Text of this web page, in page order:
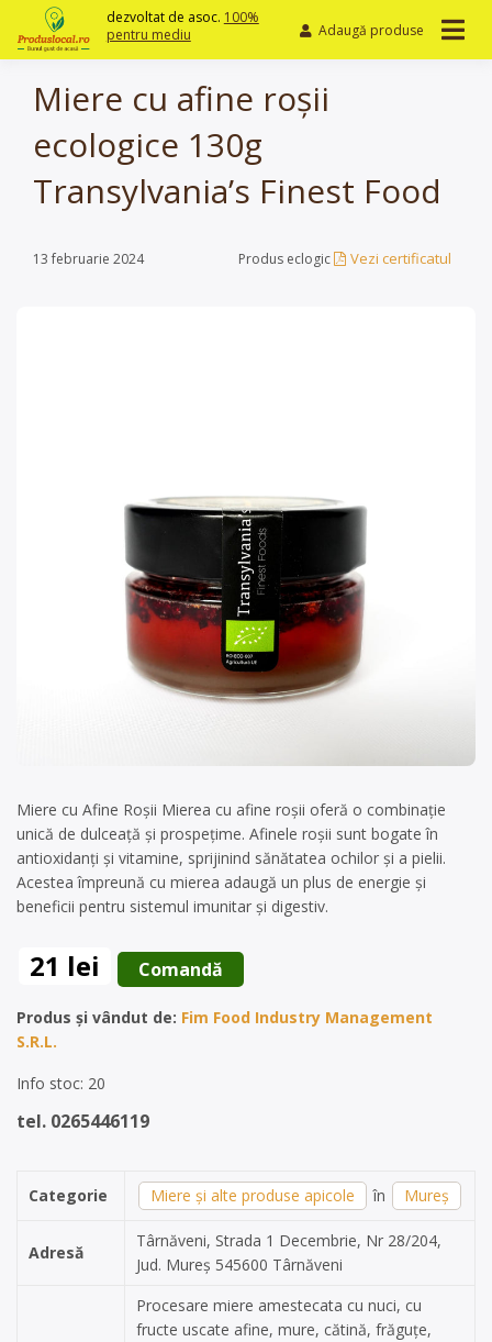
content
dezvoltat de asoc. 100%
pentru mediu
Adaugă produse
Miere cu afine roșii
ecologice 130g
Transylvania’s Finest Food
13 februarie 2024 Produs eclogic Vezi certificatul
Miere cu Afine Roșii Mierea cu afine roșii oferă o combinație
unică de dulceață și prospețime. Afinele roșii sunt bogate în
antioxidanți și vitamine, sprijinind sănătatea ochilor și a pielii.
Acestea împreună cu mierea adaugă un plus de energie și
beneficii pentru sistemul imunitar și digestiv.
21 lei Comandă
Produs și vândut de: Fim Food Industry Management
S.R.L.
Info stoc: 20
tel. 0265446119
Categorie Miere și alte produse apicole în Mureș
Adresă
Târnăveni, Strada 1 Decembrie, Nr 28/204,
Jud. Mureș 545600 Târnăveni
Procesare miere amestecata cu nuci, cu
fructe uscate afine, mure, cătină, frăguțe,